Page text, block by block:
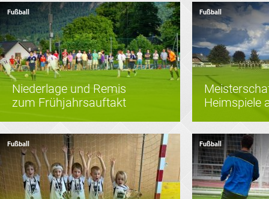
Fußball
Niederlage und Remis
zum Frühjahrsauftakt
Fußball
Heimspiele
Fußball Fußball